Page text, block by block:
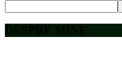
DESPRE MINE